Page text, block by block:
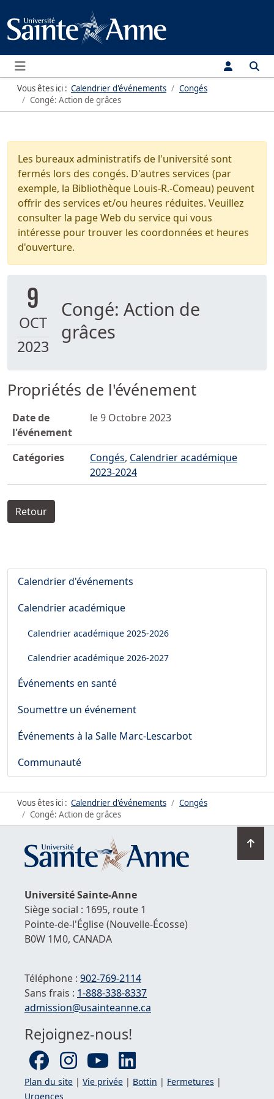
Menu
Vous êtes ici : Calendrier d'événements
Congés
Congé: Action de grâces
Les bureaux administratifs de l'université sont
fermés lors des congés. D'autres services (par
exemple, la Bibliothèque Louis-R.-Comeau) peuvent
offrir des services et/ou heures réduites. Veuillez
consulter la page Web du service qui vous
intéresse pour trouver les coordonnées et heures
d'ouverture.
9
OCT
2023
Congé: Action de
grâces
Propriétés de l'événement
Date de
l'événement
le 9 Octobre 2023
Catégories Congés, Calendrier académique
2023-2024
Retour
Calendrier d'événements
Calendrier académique
Calendrier académique 2025-2026
Calendrier académique 2026-2027
Événements en santé
Soumettre un événement
Événements à la Salle Marc-Lescarbot
Communauté
Vous êtes ici : Calendrier d'événements
Congés
Congé: Action de grâces
en
UniversitéSainte-Anne
Siège social : 1695, route 1
Pointe-de-l'Église(Nouvelle-Écosse)
B0W 1M0, CANADA
Téléphone : 902-769-2114
Sans frais : 1-888-338-8337
Courriel :
admission@usainteanne.ca
Rejoignez-nous!
Plan du site | Vie privée | Bottin | Fermetures |
Urgences